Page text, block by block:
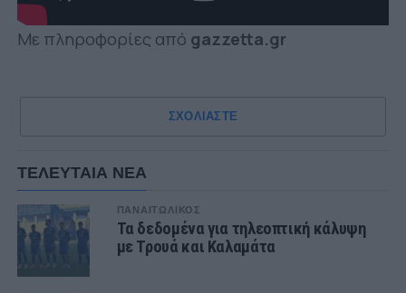
Με πληροφορίες από gazzetta.gr
ΣΧΟΛΙΑΣΤΕ
ΤΕΛΕΥΤΑΙΑ ΝΕΑ
ΠΑΝΑΙΤΩΛΙΚΟΣ
Τα δεδομένα για τηλεοπτική κάλυψη
με Τρουά και Καλαμάτα